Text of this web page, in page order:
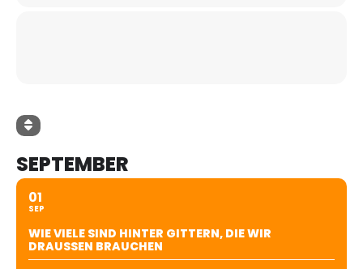
SEPTEMBER
01
SEP
WIE VIELE SIND HINTER GITTERN, DIE WIR
DRAUSSEN BRAUCHEN